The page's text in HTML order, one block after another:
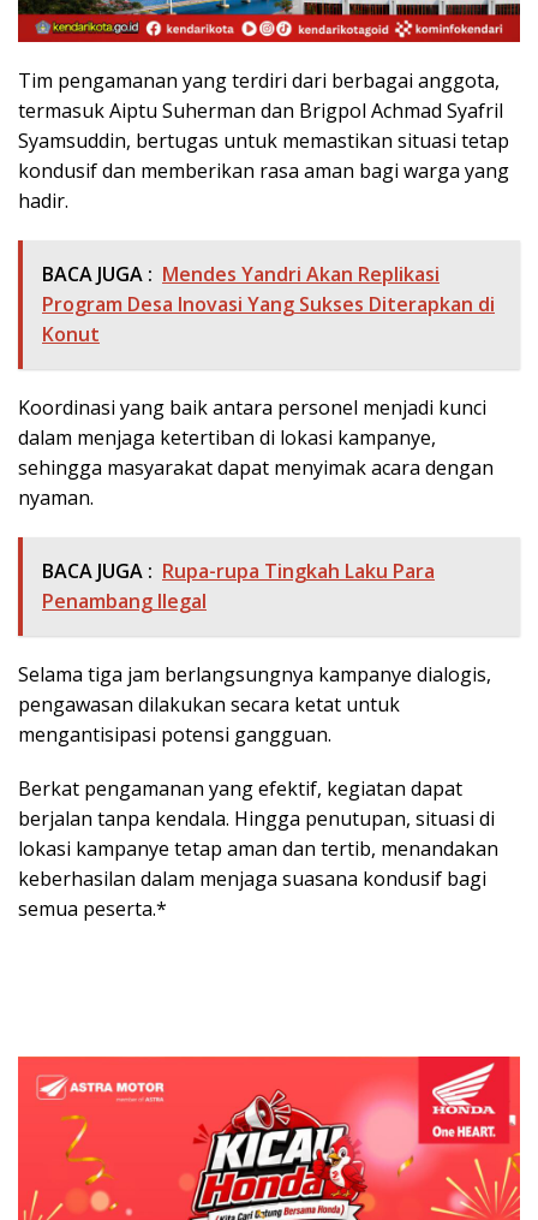
Tim pengamanan yang terdiri dari berbagai anggota,
termasuk Aiptu Suherman dan Brigpol Achmad Syafril
Syamsuddin, bertugas untuk memastikan situasi tetap
kondusif dan memberikan rasa aman bagi warga yang
hadir.
BACA JUGA : Mendes Yandri Akan Replikasi
Program Desa Inovasi Yang Sukses Diterapkan di
Konut
Koordinasi yang baik antara personel menjadi kunci
dalam menjaga ketertiban di lokasi kampanye,
sehingga masyarakat dapat menyimak acara dengan
nyaman.
BACA JUGA : Rupa-rupa Tingkah Laku Para
Penambang Ilegal
Selama tiga jam berlangsungnya kampanye dialogis,
pengawasan dilakukan secara ketat untuk
mengantisipasi potensi gangguan.
Berkat pengamanan yang efektif, kegiatan dapat
berjalan tanpa kendala. Hingga penutupan, situasi di
lokasi kampanye tetap aman dan tertib, menandakan
keberhasilan dalam menjaga suasana kondusif bagi
semua peserta.*